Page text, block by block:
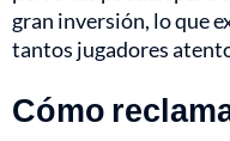
gran inversión, lo que
tantos jugadores
Cómo